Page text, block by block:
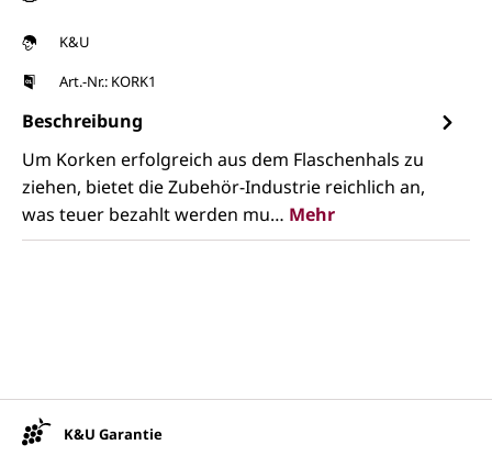
K&U
Art.-Nr.: KORK1
Beschreibung
Um Korken erfolgreich aus dem Flaschenhals zu
ziehen, bietet die Zubehör-Industrie reichlich an,
was teuer bezahlt werden mu… Mehr
K&U Garantie